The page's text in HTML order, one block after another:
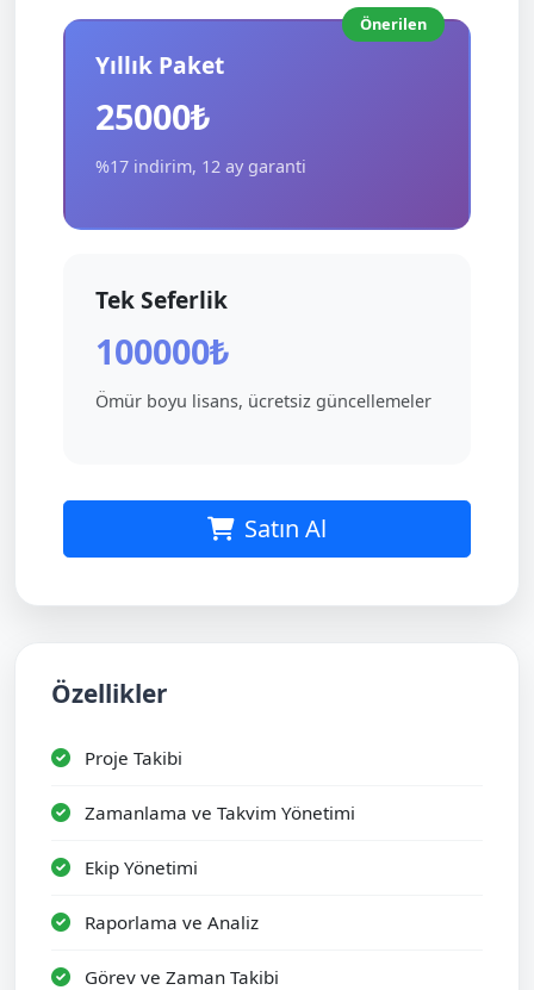
Önerilen
Yıllık Paket
25000₺
%17 indirim, 12 ay garanti
Tek Seferlik
100000₺
Ömür boyu lisans, ücretsiz güncellemeler
Satın Al
Özellikler
Proje Takibi
Zamanlama ve Takvim Yönetimi
Ekip Yönetimi
Raporlama ve Analiz
Görev ve Zaman Takibi